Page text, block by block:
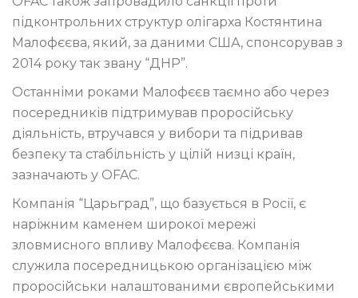
підконтрольних структур олігарха Костянтина
Малофєєва, який, за даними США, спонсорував з
2014 року так звану “ДНР”.
Останніми роками Малофєєв таємно або через
посередників підтримував проросійську
діяльність, втручався у вибори та підривав
безпеку та стабільність у цілій низці країн,
зазначають у OFAC.
Компанія “Царьград”, що базується в Росії, є
наріжним каменем широкої мережі
зловмисного впливу Малофєєва. Компанія
служила посередницькою організацією між
проросійськи налаштованими європейськими